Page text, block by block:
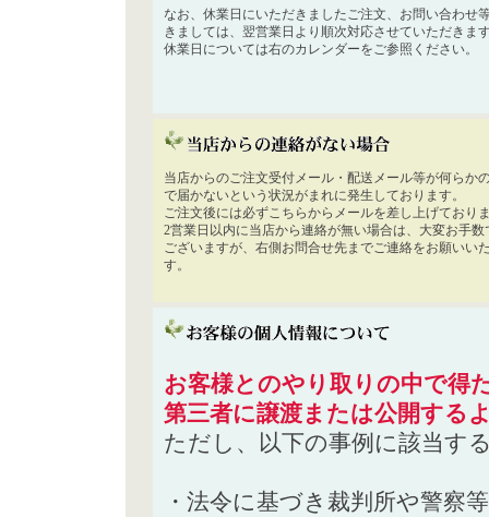
なお、休業日にいただきましたご注文、お問い合わせ
きましては、翌営業日より順次対応させていただきま
休業日については右のカレンダーをご参照ください。
当店からのご注文受付メール・配送メール等が何らか
で届かないという状況がまれに発生しております。
ご注文後には必ずこちらからメールを差し上げており
2営業日以内に当店から連絡が無い場合は、大変お手数
ございますが、右側お問合せ先までご連絡をお願いい
す。
お客様とのやり取りの中で得
第三者に譲渡または公開する
ただし、以下の事例に該当す
・法令に基づき裁判所や警察